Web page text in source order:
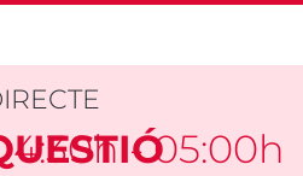
- 05:00h